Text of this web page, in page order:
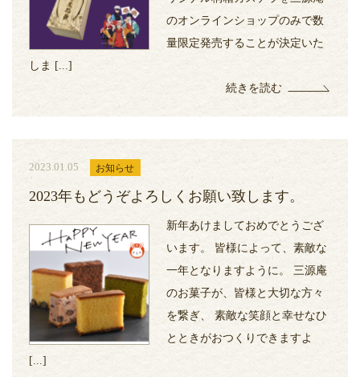
のオンラインショップのみで数
量限定発売することが決定いた
しま [...]
続きを読む
2023.01.05 お知らせ
2023年もどうぞよろしくお願い致します。
新年あけましておめでとうござ
います。 皆様によって、素敵な
一年となりますように。 三源庵
のお菓子が、皆様と大切な方々
を繋ぎ、 素敵な笑顔と幸せなひ
とときがおつくりできますよ
[...]